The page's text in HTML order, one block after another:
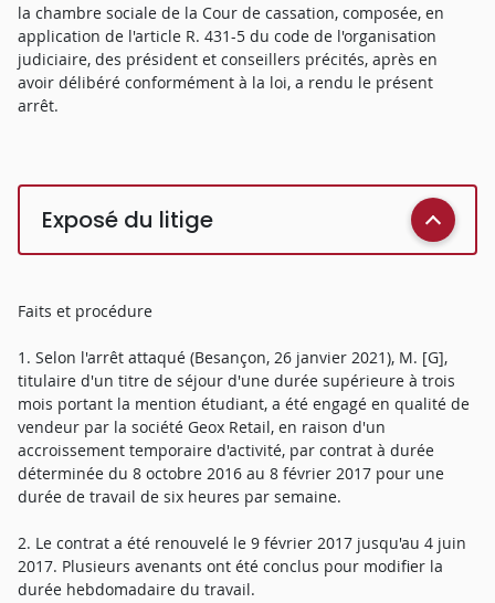
la chambre sociale de la Cour de cassation, composée, en
application de l'article R. 431-5 du code de l'organisation
judiciaire, des président et conseillers précités, après en
avoir délibéré conformément à la loi, a rendu le présent
arrêt.
Exposé du litige
Faits et procédure
1. Selon l'arrêt attaqué (Besançon, 26 janvier 2021), M. [G],
titulaire d'un titre de séjour d'une durée supérieure à trois
mois portant la mention étudiant, a été engagé en qualité de
vendeur par la société Geox Retail, en raison d'un
accroissement temporaire d'activité, par contrat à durée
déterminée du 8 octobre 2016 au 8 février 2017 pour une
durée de travail de six heures par semaine.
2. Le contrat a été renouvelé le 9 février 2017 jusqu'au 4 juin
2017. Plusieurs avenants ont été conclus pour modifier la
durée hebdomadaire du travail.